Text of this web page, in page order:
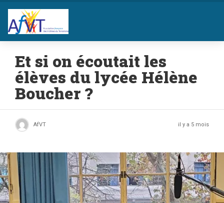
Et si on écoutait les
élèves du lycée Hélène
Boucher ?
AfVT il y a 5 mois